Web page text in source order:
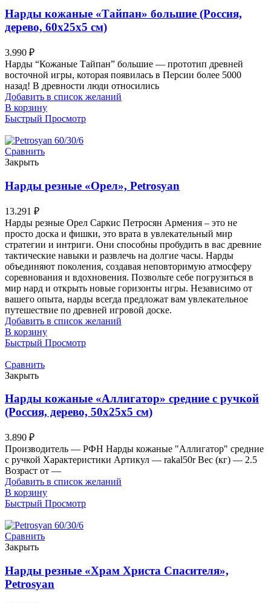
Нарды кожаные «Тайпан» большие (Россия,
дерево, 60х25х5 см)
3.990 ₽
Нарды “Кожаные Тайпан” большие — прототип древней
восточной игры, которая появилась в Персии более 5000
назад! В древности люди относились
Добавить в список желаний
В корзину
Быстрый Просмотр
Сравнить
Закрыть
Нарды резные «Орел», Petrosyan
13.291 ₽
Нарды резные Орел Саркис Петросян Армения – это не
просто доска и фишки, это врата в увлекательный мир
стратегии и интриги. Они способны пробудить в вас древние
тактические навыки и развлечь на долгие часы. Нарды
объединяют поколения, создавая неповторимую атмосферу
соревнования и вдохновения. Позвольте себе погрузиться в
мир нард и открыть новые горизонты игры. Независимо от
вашего опыта, нарды всегда предложат вам увлекательное
путешествие по древней игровой доске.
Добавить в список желаний
В корзину
Быстрый Просмотр
Сравнить
Закрыть
Нарды кожаные «Аллигатор» средние с ручкой
(Россия, дерево, 50х25х5 см)
3.890 ₽
Производитель — РФН Нарды кожаные "Аллигатор" средние
с ручкой Характеристики Артикул — rakal50r Вес (кг) — 2.5
Возраст от —
Добавить в список желаний
В корзину
Быстрый Просмотр
Сравнить
Закрыть
Нарды резные «Храм Христа Спасителя»,
Petrosyan